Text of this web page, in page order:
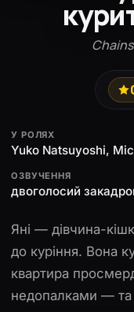
У РОЛЯХ
Yuko Natsuyoshi,
ОЗВУЧЕННЯ
двоголосий
Яні — дівчина-
до куріння. Вона
квартира
недопалками — та